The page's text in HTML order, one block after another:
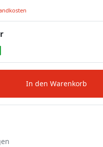
In den Warenkorb